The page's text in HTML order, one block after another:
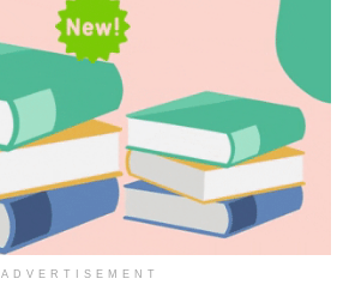
ADVERTISEMENT